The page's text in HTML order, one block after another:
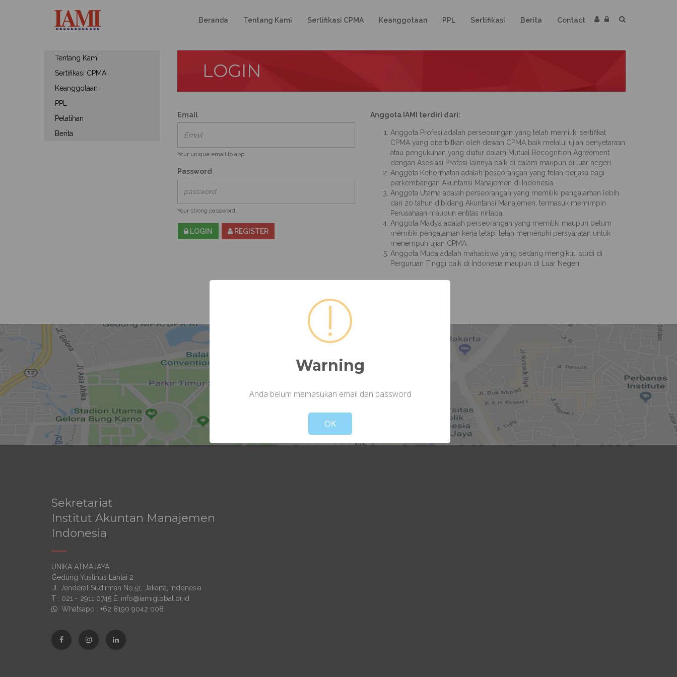
Beranda Tentang Kami Sertifikasi CPMA Keanggotaan PPL Sertifikasi Berita Contact
Tentang Kami
Sertifikasi CPMA
Keanggotaan
PPL
Pelatihan
Berita
LOGIN
Email
Your unique email to app
Password
Your strong password
LOGIN REGISTER
Anggota IAMI terdiri dari:
Anggota Profesi adalah perseorangan yang telah memiliki sertifikat
CPMA yang diterbitkan oleh dewan CPMA baik melalui ujian penyetaraan
atau pengukuhan yang diatur dalam Mutual Recognition Agreement
dengan Asosiasi Profesi lainnya baik di dalam maupun di luar negeri.
Anggota Kehormatan adalah peseorangan yang telah berjasa bagi
perkembangan Akuntansi Manajemen di Indonesia.
Anggota Utama adalah perseorangan yang memiliki pengalaman lebih
dari 20 tahun dibidang Akuntansi Manajemen, termasuk memimpin
Perusahaan maupun entitas nirlaba.
Anggota Madya adalah perseorangan yang memiliki maupun belum
memiliki pengalaman kerja tetapi telah memenuhi persyaratan untuk
menempuh ujian CPMA.
Anggota Muda adalah mahasiswa yang sedang mengikuti studi di
Perguruan Tinggi baik di Indonesia maupun di Luar Negeri.
Sekretariat
Institut Akuntan Manajemen
Indonesia
UNIKA ATMAJAYA
Gedung Yustinus Lantai 2
Jl. Jenderal Sudirman No.51, Jakarta, Indonesia
T : 021 - 2911 0745 E: info@iamiglobal.or.id
Whatsapp : +62 8190 9042 008
Warning
Anda belum memasukan email dan password
OK